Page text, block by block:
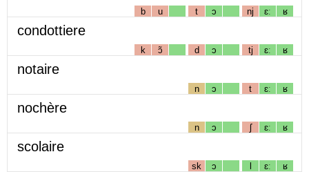
b u t ɔ nj ɛː ʁ
condottiere
k ɔ̃ d ɔ tj ɛː ʁ
notaire
n ɔ t ɛː ʁ
nochère
n ɔ ʃ ɛː ʁ
scolaire
sk ɔ l ɛː ʁ